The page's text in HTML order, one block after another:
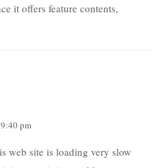
it offers feature contents,
pm
web site is loading very slow